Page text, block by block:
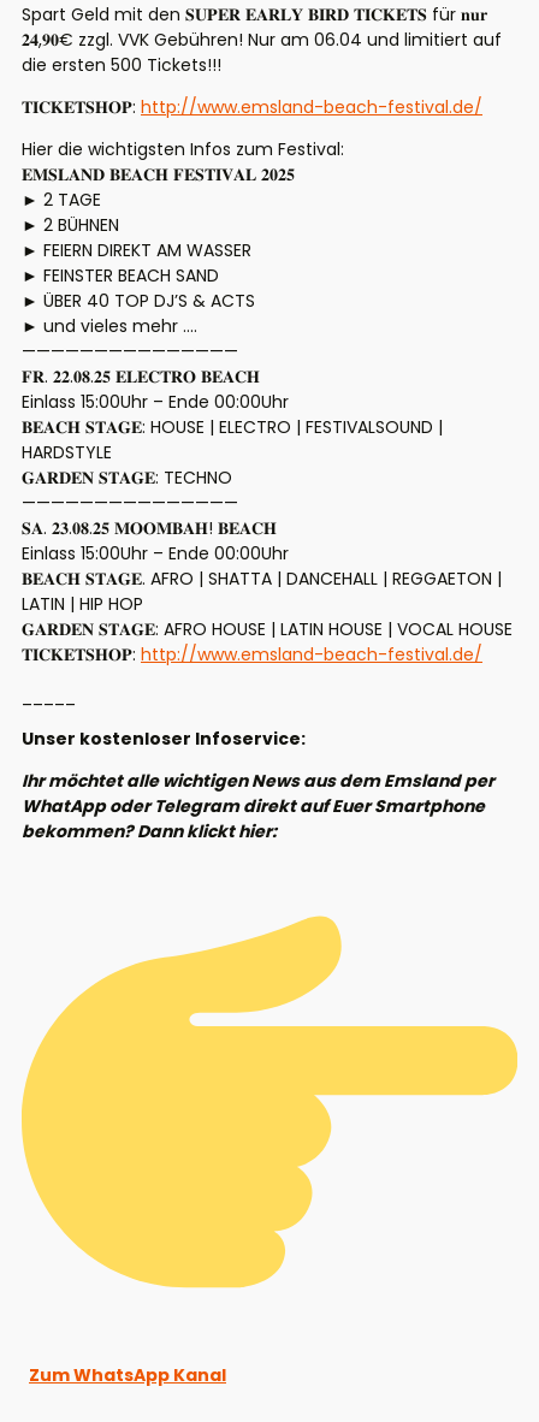
Spart Geld mit den 𝐒𝐔𝐏𝐄𝐑 𝐄𝐀𝐑𝐋𝐘 𝐁𝐈𝐑𝐃 𝐓𝐈𝐂𝐊𝐄𝐓𝐒 für 𝐧𝐮𝐫
𝟐𝟒,𝟗𝟎€ zzgl. VVK Gebühren! Nur am 06.04 und limitiert auf
die ersten 500 Tickets!!!
𝐓𝐈𝐂𝐊𝐄𝐓𝐒𝐇𝐎𝐏: http://www.emsland-beach-festival.de/
Hier die wichtigsten Infos zum Festival:
𝐄𝐌𝐒𝐋𝐀𝐍𝐃 𝐁𝐄𝐀𝐂𝐇 𝐅𝐄𝐒𝐓𝐈𝐕𝐀𝐋 𝟐𝟎𝟐𝟓
► 2 TAGE
► 2 BÜHNEN
► FEIERN DIREKT AM WASSER
► FEINSTER BEACH SAND
► ÜBER 40 TOP DJ’S & ACTS
► und vieles mehr ….
———————————————
𝐅𝐑. 𝟐𝟐.𝟎𝟖.𝟐𝟓 𝐄𝐋𝐄𝐂𝐓𝐑𝐎 𝐁𝐄𝐀𝐂𝐇
Einlass 15:00Uhr – Ende 00:00Uhr
𝐁𝐄𝐀𝐂𝐇 𝐒𝐓𝐀𝐆𝐄: HOUSE | ELECTRO | FESTIVALSOUND |
HARDSTYLE
𝐆𝐀𝐑𝐃𝐄𝐍 𝐒𝐓𝐀𝐆𝐄: TECHNO
———————————————
𝐒𝐀. 𝟐𝟑.𝟎𝟖.𝟐𝟓 𝐌𝐎𝐎𝐌𝐁𝐀𝐇! 𝐁𝐄𝐀𝐂𝐇
Einlass 15:00Uhr – Ende 00:00Uhr
𝐁𝐄𝐀𝐂𝐇 𝐒𝐓𝐀𝐆𝐄. AFRO | SHATTA | DANCEHALL | REGGAETON |
LATIN | HIP HOP
𝐆𝐀𝐑𝐃𝐄𝐍 𝐒𝐓𝐀𝐆𝐄: AFRO HOUSE | LATIN HOUSE | VOCAL HOUSE
𝐓𝐈𝐂𝐊𝐄𝐓𝐒𝐇𝐎𝐏: http://www.emsland-beach-festival.de/
Unser kostenloser Infoservice:
Ihr möchtet alle wichtigen News aus dem Emsland per
WhatApp oder Telegram direkt auf Euer Smartphone
bekommen? Dann klickt hier:
Zum WhatsApp Kanal